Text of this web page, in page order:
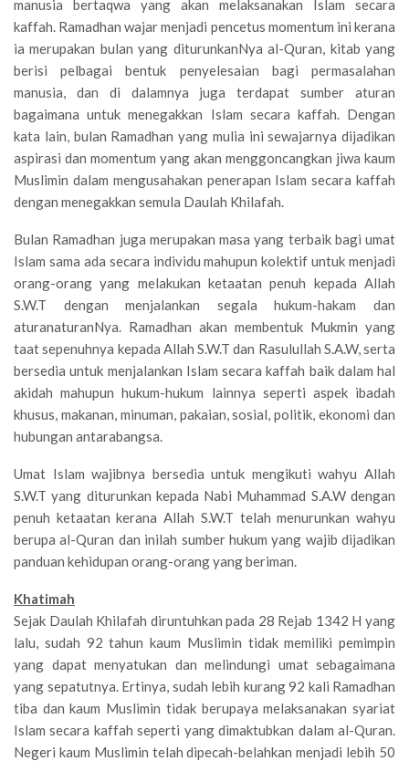
manusia bertaqwa yang akan melaksanakan Islam secara
kaffah. Ramadhan wajar menjadi pencetus momentum ini kerana
ia merupakan bulan yang diturunkanNya al-Quran, kitab yang
berisi pelbagai bentuk penyelesaian bagi permasalahan
manusia, dan di dalamnya juga terdapat sumber aturan
bagaimana untuk menegakkan Islam secara kaffah. Dengan
kata lain, bulan Ramadhan yang mulia ini sewajarnya dijadikan
aspirasi dan momentum yang akan menggoncangkan jiwa kaum
Muslimin dalam mengusahakan penerapan Islam secara kaffah
dengan menegakkan semula Daulah Khilafah.
Bulan Ramadhan juga merupakan masa yang terbaik bagi umat
Islam sama ada secara individu mahupun kolektif untuk menjadi
orang-orang yang melakukan ketaatan penuh kepada Allah
S.W.T dengan menjalankan segala hukum-hakam dan
aturanaturanNya. Ramadhan akan membentuk Mukmin yang
taat sepenuhnya kepada Allah S.W.T dan Rasulullah S.A.W, serta
bersedia untuk menjalankan Islam secara kaffah baik dalam hal
akidah mahupun hukum-hukum lainnya seperti aspek ibadah
khusus, makanan, minuman, pakaian, sosial, politik, ekonomi dan
hubungan antarabangsa.
Umat Islam wajibnya bersedia untuk mengikuti wahyu Allah
S.W.T yang diturunkan kepada Nabi Muhammad S.A.W dengan
penuh ketaatan kerana Allah S.W.T telah menurunkan wahyu
berupa al-Quran dan inilah sumber hukum yang wajib dijadikan
panduan kehidupan orang-orang yang beriman.
Khatimah
Sejak Daulah Khilafah diruntuhkan pada 28 Rejab 1342 H yang
lalu, sudah 92 tahun kaum Muslimin tidak memiliki pemimpin
yang dapat menyatukan dan melindungi umat sebagaimana
yang sepatutnya. Ertinya, sudah lebih kurang 92 kali Ramadhan
tiba dan kaum Muslimin tidak berupaya melaksanakan syariat
Islam secara kaffah seperti yang dimaktubkan dalam al-Quran.
Negeri kaum Muslimin telah dipecah-belahkan menjadi lebih 50